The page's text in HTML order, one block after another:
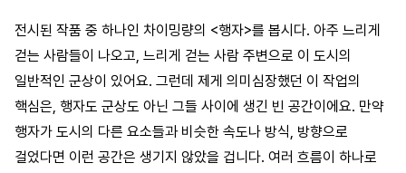
전시된 작품 중 하나인 차이밍량의 <행자>를 봅시다. 아주 느리게
걷는 사람들이 나오고, 느리게 걷는 사람 주변으로 이 도시의
일반적인 군상이 있어요. 그런데 제게 의미심장했던 이 작업의
핵심은, 행자도 군상도 아닌 그들 사이에 생긴 빈 공간이에요. 만약
행자가 도시의 다른 요소들과 비슷한 속도나 방식, 방향으로
걸었다면 이런 공간은 생기지 않았을 겁니다. 여러 흐름이 하나로